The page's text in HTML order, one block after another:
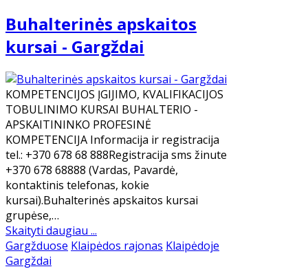
Buhalterinės apskaitos
kursai - Gargždai
KOMPETENCIJOS ĮGIJIMO, KVALIFIKACIJOS
TOBULINIMO KURSAI BUHALTERIO -
APSKAITININKO PROFESINĖ
KOMPETENCIJA Informacija ir registracija
tel.: +370 678 68 888Registracija sms žinute
+370 678 68888 (Vardas, Pavardė,
kontaktinis telefonas, kokie
kursai).Buhalterinės apskaitos kursai
grupėse,…
Skaityti daugiau ...
Gargžduose Klaipėdos rajonas Klaipėdoje
Gargždai